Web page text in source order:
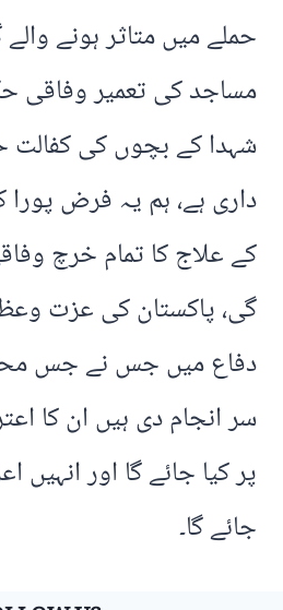
حملے میں متاثر ہونے
مساجد کی تعمیر وفاقی
شہدا کے بچوں کی
داری ہے، ہم یہ فرض
کے علاج کا تمام خرچ
گی، پاکستان کی عزت
دفاع میں جس نے جس
سر انجام دی ہیں ان کا
پر کیا جائے گا اور انہیں
جائے گا۔